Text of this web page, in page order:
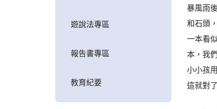
遊說法專區
報告書專區
教育紀要
暴風雨
和石頭
一本看
本，我
小小孩
這就對